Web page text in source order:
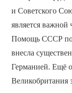
и Советского
является
Помощь СССР по
внесла
Германией. Ещё
Великобритания